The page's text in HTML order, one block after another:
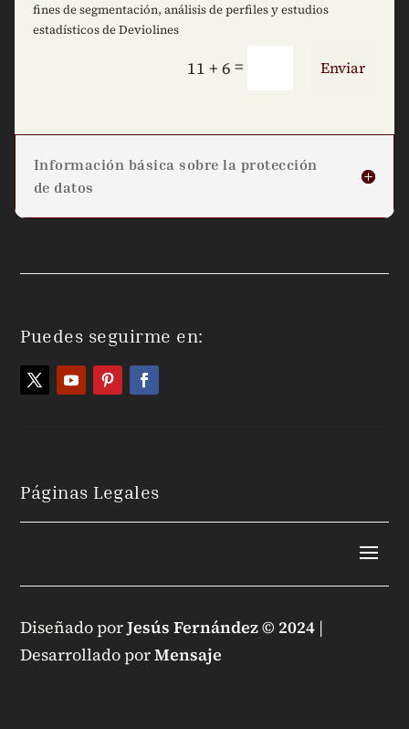
fines de segmentación, análisis de perfiles y estudios
estadísticos de Deviolines
11 + 6 = Enviar
Información básica sobre la protección
de datos
Puedes seguirme en:
Páginas Legales
Diseñado porJesús Fernández © 2024 |
Desarrollado porMensaje